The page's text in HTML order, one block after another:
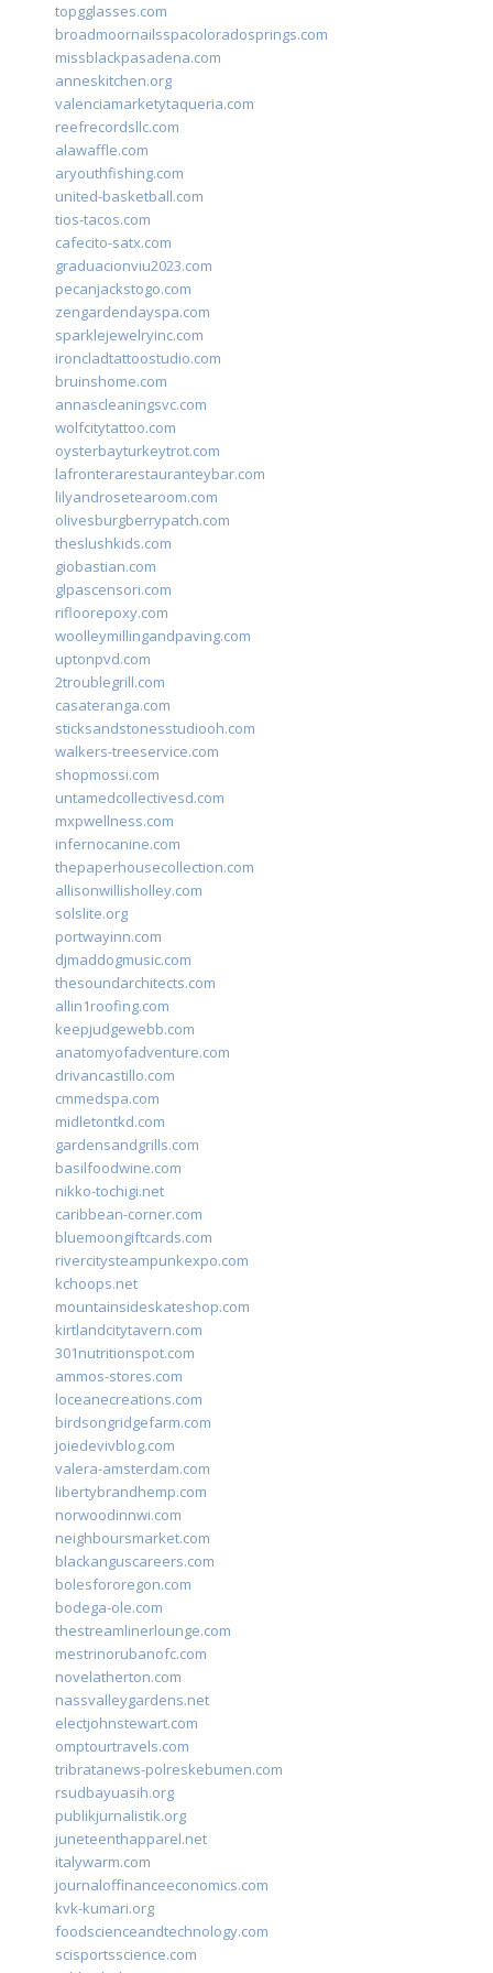
topgglasses.com
broadmoornailsspacoloradosprings.com
missblackpasadena.com
anneskitchen.org
valenciamarketytaqueria.com
reefrecordsllc.com
alawaffle.com
aryouthfishing.com
united-basketball.com
tios-tacos.com
cafecito-satx.com
graduacionviu2023.com
pecanjackstogo.com
zengardendayspa.com
sparklejewelryinc.com
ironcladtattoostudio.com
bruinshome.com
annascleaningsvc.com
wolfcitytattoo.com
oysterbayturkeytrot.com
lafronterarestauranteybar.com
lilyandrosetearoom.com
olivesburgberrypatch.com
theslushkids.com
giobastian.com
glpascensori.com
rifloorepoxy.com
woolleymillingandpaving.com
uptonpvd.com
2troublegrill.com
casateranga.com
sticksandstonesstudiooh.com
walkers-treeservice.com
shopmossi.com
untamedcollectivesd.com
mxpwellness.com
infernocanine.com
thepaperhousecollection.com
allisonwillisholley.com
solslite.org
portwayinn.com
djmaddogmusic.com
thesoundarchitects.com
allin1roofing.com
keepjudgewebb.com
anatomyofadventure.com
drivancastillo.com
cmmedspa.com
midletontkd.com
gardensandgrills.com
basilfoodwine.com
nikko-tochigi.net
caribbean-corner.com
bluemoongiftcards.com
rivercitysteampunkexpo.com
kchoops.net
mountainsideskateshop.com
kirtlandcitytavern.com
301nutritionspot.com
ammos-stores.com
loceanecreations.com
birdsongridgefarm.com
joiedevivblog.com
valera-amsterdam.com
libertybrandhemp.com
norwoodinnwi.com
neighboursmarket.com
blackanguscareers.com
bolesfororegon.com
bodega-ole.com
thestreamlinerlounge.com
mestrinorubanofc.com
novelatherton.com
nassvalleygardens.net
electjohnstewart.com
omptourtravels.com
tribratanews-polreskebumen.com
rsudbayuasih.org
publikjurnalistik.org
juneteenthapparel.net
italywarm.com
journaloffinanceeconomics.com
kvk-kumari.org
foodscienceandtechnology.com
scisportsscience.com